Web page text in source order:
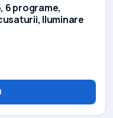
6 programe,
Iluminare